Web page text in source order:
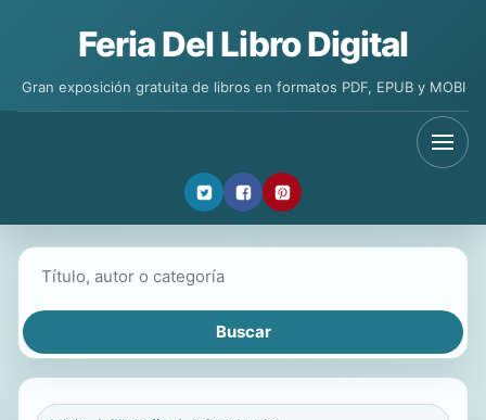
Feria Del Libro Digital
Gran exposición gratuita de libros en formatos PDF, EPUB y MOBI